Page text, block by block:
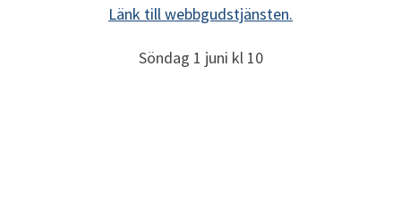
Länk till webbgudstjänsten.
Söndag 1 juni kl 10